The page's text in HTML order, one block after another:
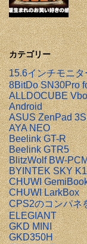
カテゴリー
15.6インチモニタ
8BitDo SN30Pro
ALLDOCUBE
Android
ASUS ZenPad
AYA NEO
Beelink GT-R
Beelink GTR5
BlitzWolf BW-
BYINTEK SKY
CHUWI
CHUWI LarkBox
CPS2のコンパネ
ELEGIANT
GKD MINI
GKD350H